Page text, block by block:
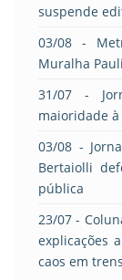
suspende
03/08 -
Muralha
31/07 -
maioridade
03/08 -
Bertaiolli
pública
23/07 -
explicações
caos em trens